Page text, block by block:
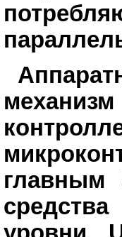
главным